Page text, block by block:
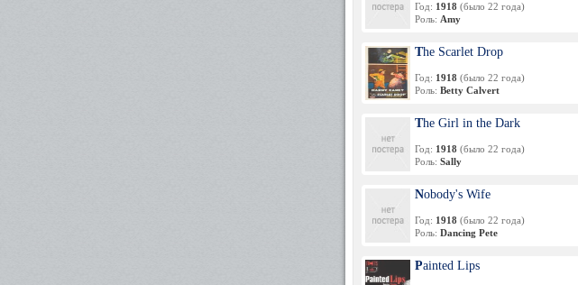
Год: 1918 (было 22 года)
Роль: Amy
The Scarlet Drop
Год: 1918 (было 22 года)
Роль: Betty Calvert
The Girl in the Dark
Год: 1918 (было 22 года)
Роль: Sally
Nobody's Wife
Год: 1918 (было 22 года)
Роль: Dancing Pete
Painted Lips